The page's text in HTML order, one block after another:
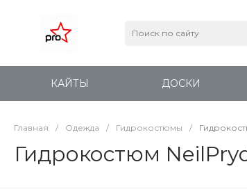
КАЙТЫ ДОСКИ
Главная / Одежда / Гидрокостюмы /
Гидрокостюм